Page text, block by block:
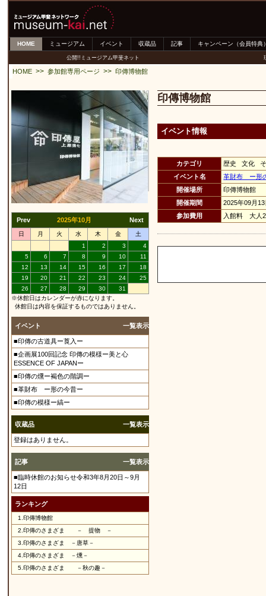
HOME ミュージアム イベント 収蔵品 記事 キャンペーン（会員特典
公開!!ミュージアム甲斐ネット
HOME >> 参加館専用ページ >> 印傳博物館
Prev 2025年10月 Next
日 月 火 水 木 金
土
1
2 3
4
5
6 7 8 9 10
11
12
13 14 15 16 17
18
19
20 21 22 23 24
25
26
27 28 29 30
31
※休館日はカレンダーが赤になります。
休館日は内容を保証するものではありません。
イベント 一覧表示
■印傳の古道具ー莨入ー
■企画展100回記念 印傳の模様ー美と心
ESSENCE OF JAPANー
■印傳の燻ー褐色の階調ー
■革財布 ー形の今昔ー
■印傳の模様ー縞ー
収蔵品 一覧表示
登録はありません。
記事 一覧表示
■臨時休館のお知らせ令和3年8月20日～9月
12日
ランキング
1. 印傳博物館
2. 印傳のさまざま － 提物 －
3. 印傳のさまざま －唐草－
4. 印傳のさまざま －燻－
5. 印傳のさまざま －秋の趣－
印傳博物館
イベント情報
カテゴリ
歴史 文化
イベント名
革財布 ー形
開催場所
印傳博物館
開催期間
2025年09月
参加費用
入館料 大人